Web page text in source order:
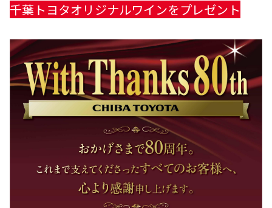
千葉トヨタオリジナルワインをプレゼント